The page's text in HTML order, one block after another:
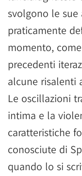
svolgono le
praticamente
momento,
precedenti
alcune risalenti
Le oscillazioni
intima e la
caratteristiche
conosciute di
quando lo si